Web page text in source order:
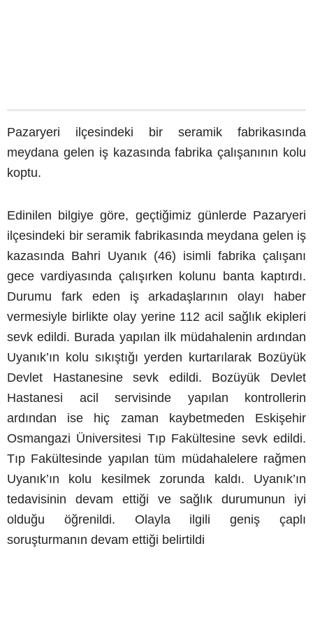
Pazaryeri ilçesindeki bir seramik fabrikasında
meydana gelen iş kazasında fabrika çalışanının kolu
koptu.
Edinilen bilgiye göre, geçtiğimiz günlerde Pazaryeri
ilçesindeki bir seramik fabrikasında meydana gelen iş
kazasında Bahri Uyanık (46) isimli fabrika çalışanı
gece vardiyasında çalışırken kolunu banta kaptırdı.
Durumu fark eden iş arkadaşlarının olayı haber
vermesiyle birlikte olay yerine 112 acil sağlık ekipleri
sevk edildi. Burada yapılan ilk müdahalenin ardından
Uyanık’ın kolu sıkıştığı yerden kurtarılarak Bozüyük
Devlet Hastanesine sevk edildi. Bozüyük Devlet
Hastanesi acil servisinde yapılan kontrollerin
ardından ise hiç zaman kaybetmeden Eskişehir
Osmangazi Üniversitesi Tıp Fakültesine sevk edildi.
Tıp Fakültesinde yapılan tüm müdahalelere rağmen
Uyanık’ın kolu kesilmek zorunda kaldı. Uyanık’ın
tedavisinin devam ettiği ve sağlık durumunun iyi
olduğu öğrenildi. Olayla ilgili geniş çaplı
soruşturmanın devam ettiği belirtildi